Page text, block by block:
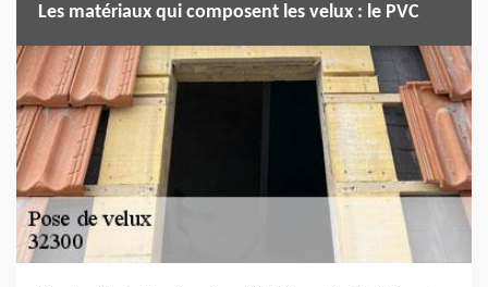
Les matériaux qui composent les velux : le PVC